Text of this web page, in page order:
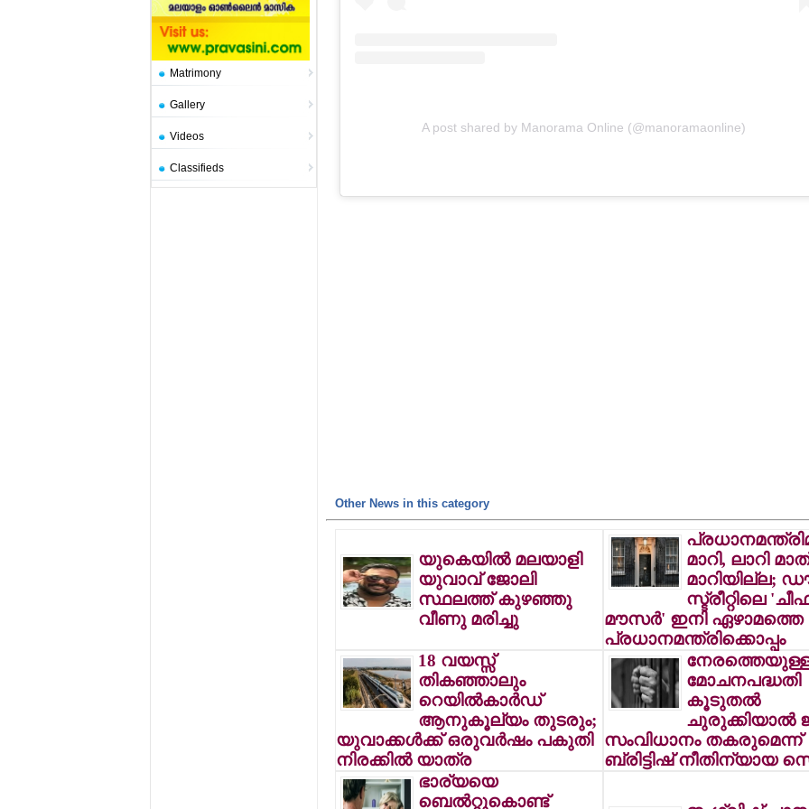
Matrimony
Gallery
Videos
Classifieds
A post shared by Manorama Online (@manoramaonline)
Other News in this category
യുകെയില്‍ മലയാളി
യുവാവ് ജോലി
സ്ഥലത്ത് കുഴഞ്ഞു
വീണു മരിച്ചു
മാറി, ലാറി
മാറിയില്ല;
സ്ട്രീറ്റിലെ
മൗസര്‍' ഇനി ഏഴാമത്തെ
പ്രധാനമന്ത്രിക്കൊപ്പം
18 വയസ്സ്
തികഞ്ഞാലും
റെയില്‍കാര്‍ഡ്
ആനുകൂല്യം തുടരും;
യുവാക്കള്‍ക്ക് ഒരുവര്‍ഷം പകുതി
നിരക്കില്‍ യാത്ര
മോചനപദ്ധതി
കൂടുതല്‍
ചുരുക്കിയാല്‍
സംവിധാനം തകരുമെന്ന്
ബ്രിട്ടിഷ് നീതിന്യായ
ഭാര്യയെ
ബെല്‍റ്റുകൊണ്ട്